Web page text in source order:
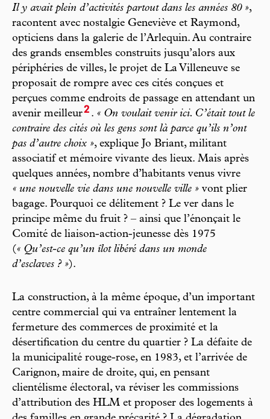
Il y avait plein d’activités partout dans les années 80 »,
racontent avec nostalgie Geneviève et Raymond,
opticiens dans la galerie de l’Arlequin. Au contraire
des grands ensembles construits jusqu’alors aux
périphéries de villes, le projet de La Villeneuve se
proposait de rompre avec ces cités conçues et
perçues comme endroits de passage en attendant un
avenir meilleur2 . « On voulait venir ici. C’était tout le
contraire des cités où les gens sont là parce qu’ils n’ont
pas d’autre choix », explique Jo Briant, militant
associatif et mémoire vivante des lieux. Mais après
quelques années, nombre d’habitants venus vivre
« une nouvelle vie dans une nouvelle ville » vont plier
bagage. Pourquoi ce délitement ? Le ver dans le
principe même du fruit ? – ainsi que l’énonçait le
Comité de liaison-action-jeunesse dès 1975
(« Qu’est-ce qu’un îlot libéré dans un monde
d’esclaves ? »).
La construction, à la même époque, d’un important
centre commercial qui va entraîner lentement la
fermeture des commerces de proximité et la
désertification du centre du quartier ? La défaite de
la municipalité rouge-rose, en 1983, et l’arrivée de
Carignon, maire de droite, qui, en pensant
clientélisme électoral, va réviser les commissions
d’attribution des HLM et proposer des logements à